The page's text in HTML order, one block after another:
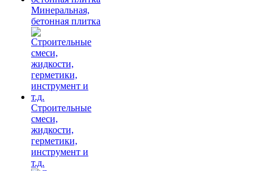
Минеральная,
бетонная плитка
Строительные
смеси,
жидкости,
герметики,
инструмент и
т.д.